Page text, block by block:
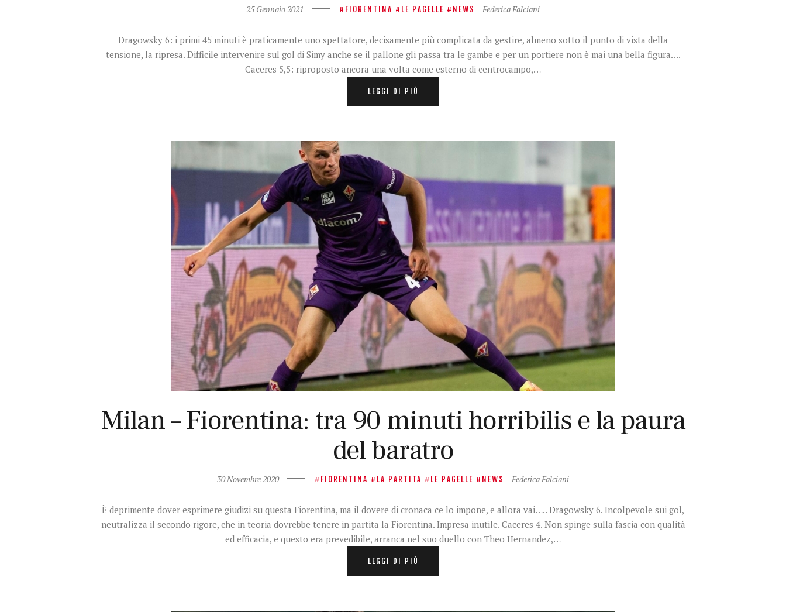
25 Gennaio 2021 FIORENTINA LE PAGELLE NEWS Federica Falciani
Dragowsky 6: i primi 45 minuti è praticamente uno spettatore, decisamente più complicata da gestire, almeno sotto il punto di vista della
tensione, la ripresa. Difficile intervenire sul gol di Simy anche se il pallone gli passa tra le gambe e per un portiere non è mai una bella figura….
Caceres 5,5: riproposto ancora una volta come esterno di centrocampo,…
LEGGI DI PIÙ
Milan – Fiorentina: tra 90 minuti horribilis e la paura
del baratro
30 Novembre 2020 FIORENTINA LA PARTITA LE PAGELLE NEWS Federica Falciani
È deprimente dover esprimere giudizi su questa Fiorentina, ma il dovere di cronaca ce lo impone, e allora vai….. Dragowsky 6. Incolpevole sui gol,
neutralizza il secondo rigore, che in teoria dovrebbe tenere in partita la Fiorentina. Impresa inutile. Caceres 4. Non spinge sulla fascia con qualità
ed efficacia, e questo era prevedibile, arranca nel suo duello con Theo Hernandez,…
LEGGI DI PIÙ